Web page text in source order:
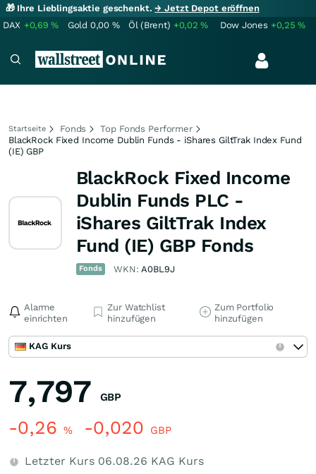
🎁 Ihre Lieblingsaktie geschenkt.→ Jetzt Depot eröffnen
DAX +0,69% Gold 0,00 % Öl (Brent) +0,02% Dow Jones +0,25%
Startseite Fonds
Top Fonds Performer
BlackRock Fixed Income Dublin Funds - iShares GiltTrak Index Fund
(IE) GBP
BlackRock Fixed Income
Dublin Funds PLC -
iShares GiltTrak Index
Fund (IE) GBP Fonds
Fonds WKN:A0BL9J
Alarme
einrichten
Zur Watchlist
hinzufügen
Zum Portfolio
hinzufügen
KAG Kurs
7,797 GBP
-0,26 % -0,020 GBP
Letzter Kurs 06.08.26 KAG Kurs